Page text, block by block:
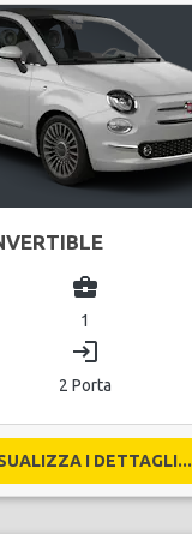
business_center
1
login
2 Porta
I DETTAGLI...